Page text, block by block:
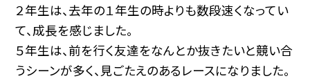
２年生は、去年の１年生の時よりも数段速くなってい
て、成長を感じました。
５年生は、前を行く友達をなんとか抜きたいと競い合
うシーンが多く、見ごたえのあるレースになりました。